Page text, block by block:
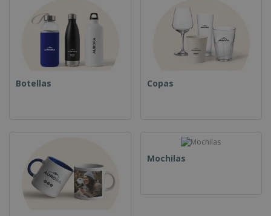
Botellas Copas
Mochilas